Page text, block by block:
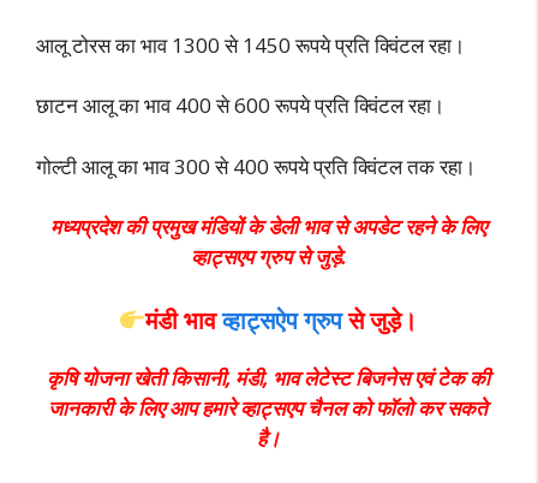
आलू टोरस का भाव 1300 से 1450 रूपये प्रति क्विंटल रहा।
छाटन आलू का भाव 400 से 600 रूपये प्रति क्विंटल रहा।
गोल्टी आलू का भाव 300 से 400 रूपये प्रति क्विंटल तक रहा।
मध्यप्रदेश की प्रमुख मंडियों के डेली भाव से अपडेट रहने के लिए
व्हाट्सएप ग्रुप से जुड़े.
मंडी भावव्हाट्सऐप ग्रुपसेजुड़े।
कृषि योजना खेती किसानी, मंडी, भाव लेटेस्ट बिजनेस एवं टेक की
जानकारी के लिए आप हमारे व्हाट्सएप चैनल को फॉलो कर सकते
है।